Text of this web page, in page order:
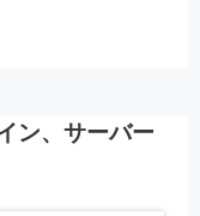
ン、サーバー